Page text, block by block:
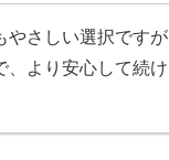
やさしい選択です
、より安心して続